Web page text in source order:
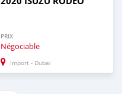
PRIX
Négociable
Import - Dubai